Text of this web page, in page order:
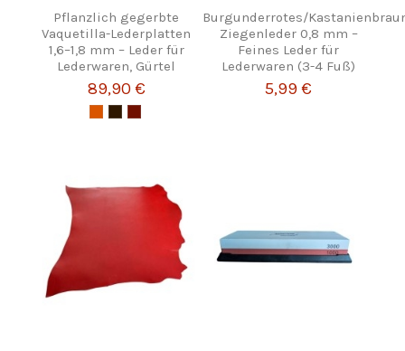
Pflanzlich gegerbte
Vaquetilla-Lederplatten
1,6–1,8 mm – Leder für
Lederwaren, Gürtel
89,90 €
Burgunderrotes/
Ziegenleder 0,8 mm –
Feines Leder für
Lederwaren (3-4 Fuß)
5,99 €